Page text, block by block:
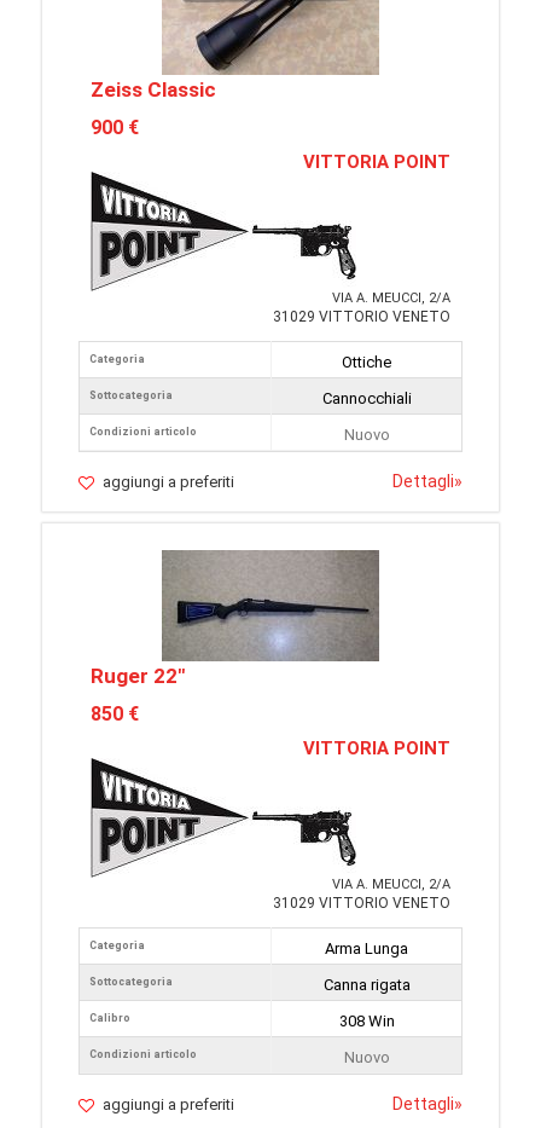
Zeiss Classic
900 €
VITTORIA POINT
VIA A. MEUCCI, 2/A
31029 VITTORIO VENETO
Categoria
Sottocategoria
Condizioni articolo
Ottiche
Cannocchiali
Nuovo
aggiungi a preferiti Dettagli»
Ruger 22"
850 €
VITTORIA POINT
VIA A. MEUCCI, 2/A
31029 VITTORIO VENETO
Categoria
Sottocategoria
Calibro
Condizioni articolo
Arma Lunga
Canna rigata
308 Win
Nuovo
aggiungi a preferiti Dettagli»